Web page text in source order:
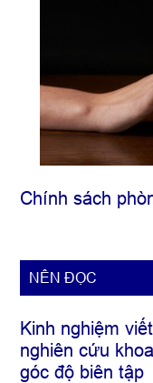
Chính sách
NÊN ĐỌC
Kinh nghiệm
nghiên cứu
góc độ biên tập